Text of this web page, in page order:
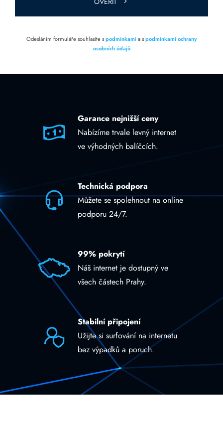
Odesláním formuláře souhlasíte spodmínkamia spodmínkami ochrany
osobních údajů
Garance nejnižší ceny
Nabízíme trvale levný internet
ve výhodných balíčcích.
Technická podpora
Můžete se spolehnout na online
podporu 24/7.
99% pokrytí
Náš internet je dostupný ve
všech částech Prahy.
Stabilní připojení
Užijte si surfování na internetu
bez výpadků a poruch.